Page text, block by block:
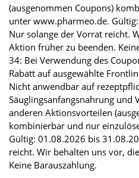
(ausgenommen Coupons)
unter www.pharmeo.de.
Nur solange der Vorrat reicht.
Aktion früher zu beenden.
34: Bei Verwendung des
Rabatt auf ausgewählte
Nicht anwendbar auf
Säuglingsanfangsnahrung und
anderen Aktionsvorteilen
kombinierbar und nur
Gültig: 01.08.2026 bis
reicht. Wir behalten uns vor,
Keine Barauszahlung.